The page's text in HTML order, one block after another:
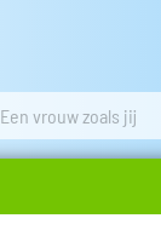
Een vrouw zoals jij